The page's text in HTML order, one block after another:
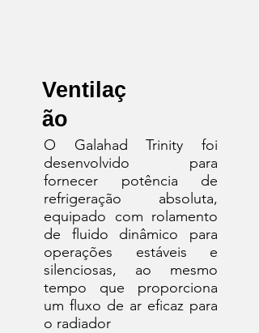
Ventilaç
ão
O Galahad Trinity foi
desenvolvido para
fornecer potência de
refrigeração absoluta,
equipado com rolamento
de fluido dinâmico para
operações estáveis e
silenciosas, ao mesmo
tempo que proporciona
um fluxo de ar eficaz para
o radiador